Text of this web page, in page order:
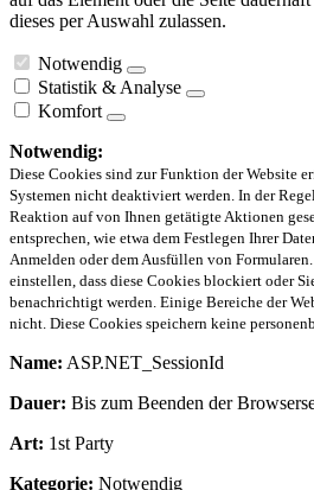
dieses per Auswahl zulassen.
Notwendig
Statistik & Analyse
Komfort
Notwendig:
Diese Cookies sind zur Funktion der Website
Systemen nicht deaktiviert werden. In der
Reaktion auf von Ihnen getätigte Aktionen
entsprechen, wie etwa dem Festlegen Ihrer
Anmelden oder dem Ausfüllen von
einstellen, dass diese Cookies blockiert oder
benachrichtigt werden. Einige Bereiche der
nicht. Diese Cookies speichern keine
Name: ASP.NET_SessionId
Dauer: Bis zum Beenden der
Art: 1st Party
Kategorie: Notwendig